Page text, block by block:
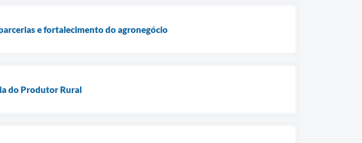
e fortalecimento do agronegócio
do Produtor Rural